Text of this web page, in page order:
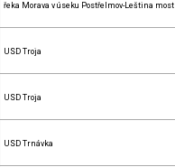
řeka Morava v úseku Postřelmov-Leština most
USD Troja
USD Troja
USD Trnávka